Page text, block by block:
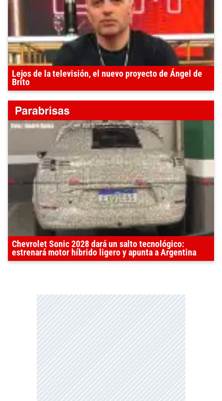
Lejos de la televisión, el nuevo proyecto de Ángel de
Brito
Chevrolet Sonic 2028 dará un salto tecnológico:
estrenará motor híbrido ligero y apunta a Argentina